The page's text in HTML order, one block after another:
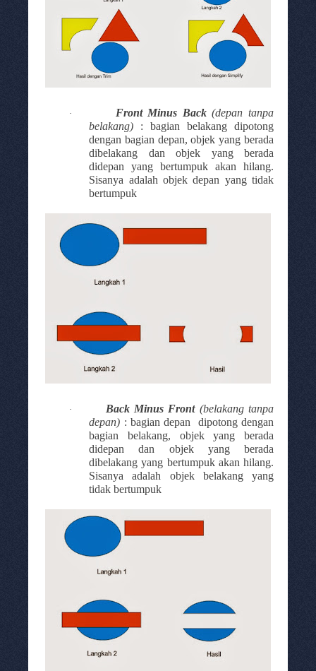
· Front Minus Back (depan tanpa
belakang) :bagian belakang dipotong
dengan bagian depan,objek yang berada
dibelakang dan objek yang berada
didepan yang bertumpuk akan hilang.
Sisanya adalah objek depan yang tidak
bertumpuk
· Back Minus Front (belakang tanpa
depan) : bagian depan
dipotong dengan
bagian belakang, objek yang berada
didepan dan objek yang berada
dibelakang yang bertumpuk akan hilang.
Sisanya adalah objek belakang yang
tidak bertumpuk